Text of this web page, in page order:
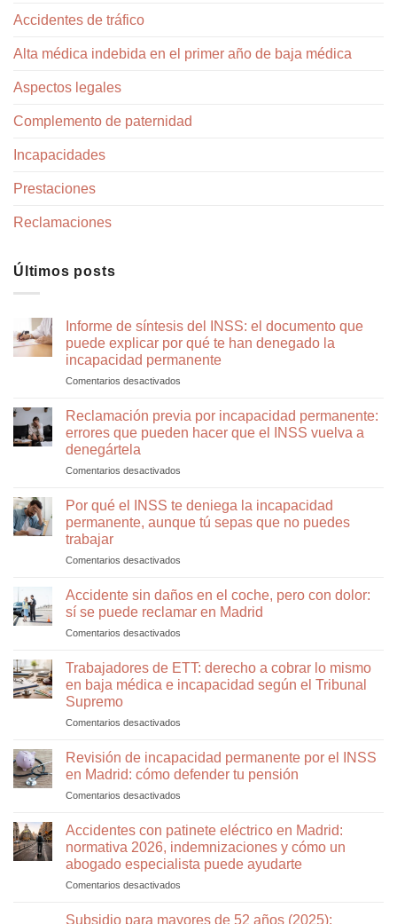
Accidentes de tráfico
Alta médica indebida en el primer año de baja médica
Aspectos legales
Complemento de paternidad
Incapacidades
Prestaciones
Reclamaciones
Últimos posts
Informe de síntesis del INSS: el documento que
puede explicar por qué te han denegado la
incapacidad permanente
Comentarios desactivados
de
síntesis
del
que
puede
han
denegado
Reclamación previa por incapacidad permanente:
errores que pueden hacer que el INSS vuelva a
denegártela
Comentarios desactivados
previa
incapacidad
pueden
vuelva
a
Por qué el INSS te deniega la incapacidad
permanente, aunque tú sepas que no puedes
trabajar
Comentarios desactivados
qué
INSS
la
incapacidad
permanente,
que
no
Accidente sin daños en el coche, pero con dolor:
sí se puede reclamar en Madrid
Comentarios desactivados
sin
en
con
dolor:
reclamar
en
Madrid
Trabajadores de ETT: derecho a cobrar lo mismo
en baja médica e incapacidad según el Tribunal
Supremo
Comentarios desactivados
de
ETT:
derecho
lo
mismo
en
incapacidad
Revisión de incapacidad permanente por el INSS
en Madrid: cómo defender tu pensión
Comentarios desactivados
de
incapacidad
permanente
por
en
Accidentes con patinete eléctrico en Madrid:
normativa 2026, indemnizaciones y cómo un
abogado especialista puede ayudarte
Comentarios desactivados
con
Subsidio para mayores de 52 años (2025):